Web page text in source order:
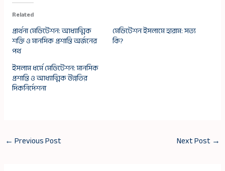
Related
প্রার্থনা মেডিটেশন: আধ্যাত্মিক
শক্তি ও মানসিক প্রশান্তি অর্জনের
পথ
মেডিটেশন ইসলামে হারাম: সত্য
কি?
ইসলাম ধর্মে মেডিটেশন: মানসিক
প্রশান্তি ও আধ্যাত্মিক উন্নতির
দিকনির্দেশনা
← Previous Post Next Post →